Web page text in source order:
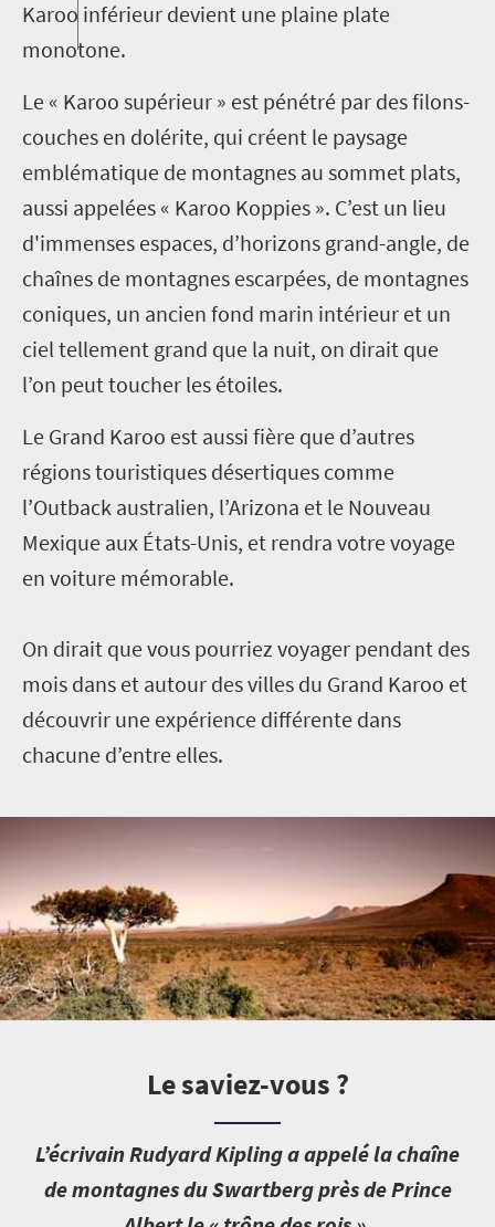
Karoo inférieur devient une plaine plate
monotone.
Le « Karoo supérieur » est pénétré par des filons-
couches en dolérite, qui créent le paysage
emblématique de montagnes au sommet plats,
aussi appelées « Karoo Koppies ». C’est un lieu
d'immenses espaces, d’horizons grand-angle, de
chaînes de montagnes escarpées, de montagnes
coniques, un ancien fond marin intérieur et un
ciel tellement grand que la nuit, on dirait que
l’on peut toucher les étoiles.
Le Grand Karoo est aussi fière que d’autres
régions touristiques désertiques comme
l’Outback australien, l’Arizona et le Nouveau
Mexique aux États-Unis, et rendra votre voyage
en voiture mémorable.
On dirait que vous pourriez voyager pendant des
mois dans et autour des villes du Grand Karoo et
découvrir une expérience différente dans
chacune d’entre elles.
Le saviez-vous ?
L’écrivain Rudyard Kipling a appelé la chaîne
de montagnes du Swartberg près de Prince